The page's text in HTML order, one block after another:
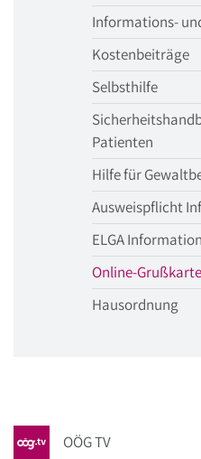
Informations-
Kostenbeiträge
Selbsthilfe
Patienten
Hilfe für
Ausweispflicht
ELGA Information
Online-Grußkarte
Hausordnung
OÖG TV